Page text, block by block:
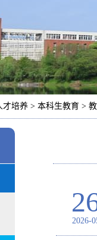
培养 > 本科生教育 >
2026-